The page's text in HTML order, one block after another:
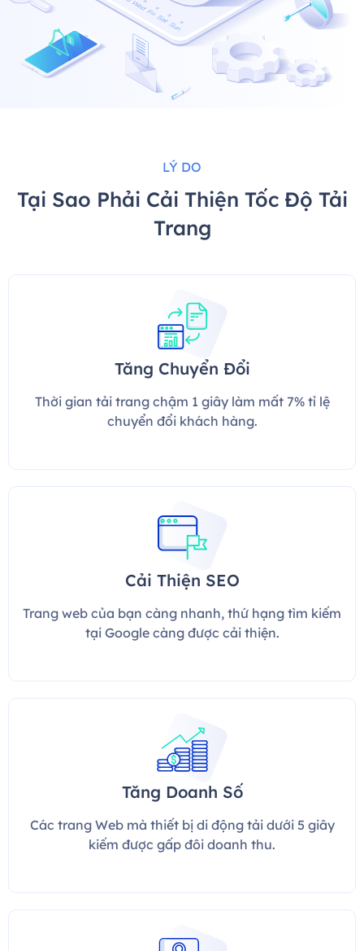
LÝ DO
Tại Sao Phải Cải Thiện Tốc Độ Tải
Trang
Tăng Chuyển Đổi
Thời gian tải trang chậm 1 giây làm mất 7% tỉ lệ
chuyển đổi khách hàng.
Cải Thiện SEO
Trang web của bạn càng nhanh, thứ hạng tìm kiếm
tại Google càng được cải thiện.
Tăng Doanh Số
Các trang Web mà thiết bị di động tải dưới 5 giây
kiếm được gấp đôi doanh thu.